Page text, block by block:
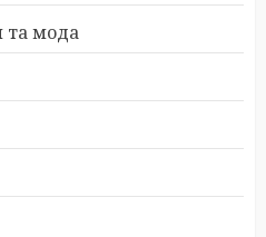
та мода